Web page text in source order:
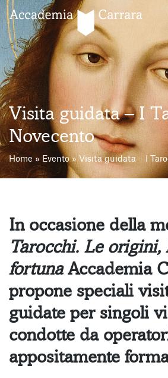
Salta
al
contenuto
Visita guidata – I
Novecento
Home» Evento»Visita guidata – I
In occasione della
Tarocchi. Le origini,
fortuna Accademia
propone speciali
guidate per singoli
condotte da
appositamente